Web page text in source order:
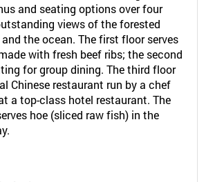
and seating options over four
views of the forested
the ocean. The first floor serves
with fresh beef ribs; the second
for group dining. The third floor
Chinese restaurant run by a chef
a top-class hotel restaurant. The
hoe (sliced raw fish) in the